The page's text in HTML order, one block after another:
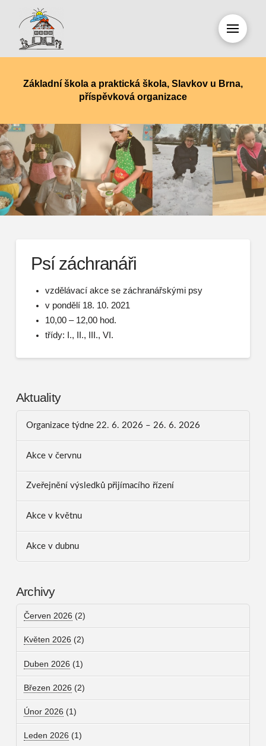
Základní škola a praktická škola, Slavkov u Brna,
příspěvková organizace
Psí záchranáři
vzdělávací akce se záchranářskými psy
v pondělí 18. 10. 2021
10,00 – 12,00 hod.
třídy: I., II., III., VI.
Aktuality
Organizace týdne 22. 6. 2026 – 26. 6. 2026
Akce v červnu
Zveřejnění výsledků přijímacího řízení
Akce v květnu
Akce v dubnu
Archivy
Červen 2026 (2)
Květen 2026 (2)
Duben 2026 (1)
Březen 2026 (2)
Únor 2026 (1)
Leden 2026 (1)